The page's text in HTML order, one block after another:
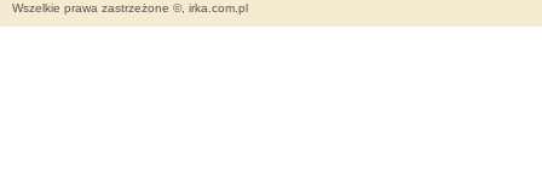
Wszelkie prawa zastrzeżone ©, irka.com.pl